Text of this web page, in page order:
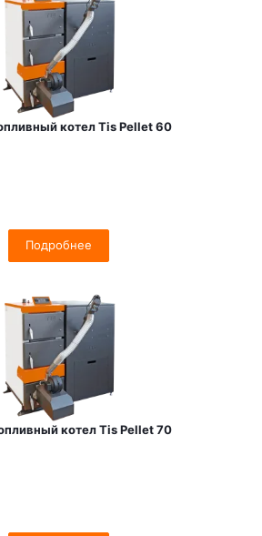
котел Tis Pellet 60
Подробнее
котел Tis Pellet 70